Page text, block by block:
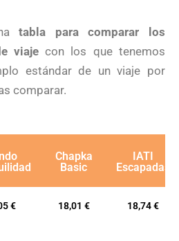
tabla para comparar los
viajecon los que tenemos
estándar de un viaje por
comparar.
Chapka
Basic
IATI
Escapadas
€ 18,01 € 18,74 €